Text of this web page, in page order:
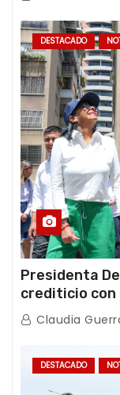
DESTACADO
Presidenta
crediticio con
con Juntas de
Claudia
DESTACADO